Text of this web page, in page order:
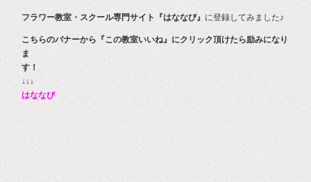
フラワー教室・スクール専門サイト『はななび』 に登録してみました♪
こちらのバナーから『この教室いいね』にクリック頂けたら励みになり
ま
す
↓↓↓
はななび